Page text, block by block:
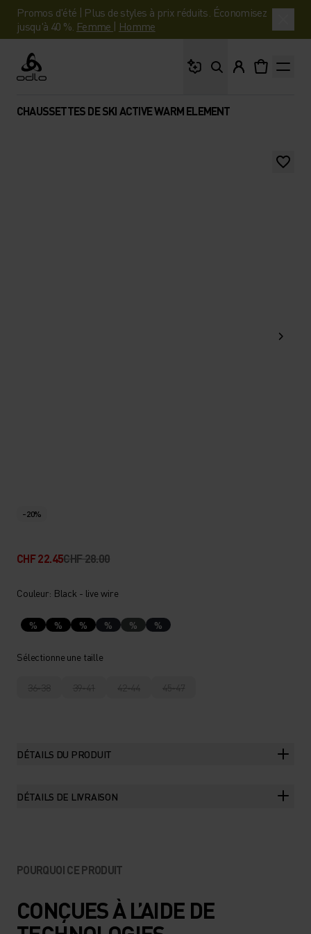
Promos d'été | Plus de styles à prix réduits. Économisez
jusqu'à 40 %. Femme | Homme
Odlo
CHAUSSETTES DE SKI ACTIVE WARM ELEMENT
-20%
CHF 22.45CHF 28.00
Couleur: Black - live wire
% % % % % %
Sélectionne une taille
36-38 39-41 42-44 45-47
DÉTAILS DU PRODUIT
DÉTAILS DE LIVRAISON
POURQUOI CE PRODUIT
CONÇUES À L’AIDE DE